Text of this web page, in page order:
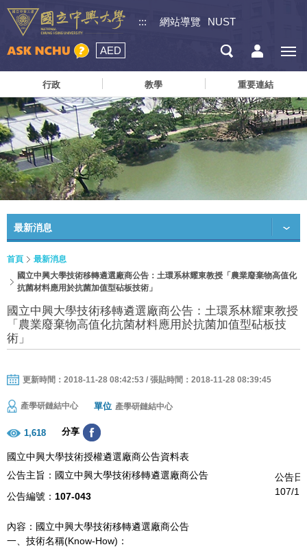
::: 網站導覽 NUST
AED
行政 教學 重要連結
最新消息
首頁
最新消息
國立中興大學技術移轉遴選廠商公告：土環系林耀東教授「農業廢棄物高值化
抗菌材料應用於抗菌加值型砧板技術」
國立中興大學技術移轉遴選廠商公告：土環系林耀東教授
「農業廢棄物高值化抗菌材料應用於抗菌加值型砧板技
術」
更新時間：2018-11-28 08:42:53 / 張貼時間：2018-11-28 08:39:45
產學研鏈結中心 單位 產學研鏈結中心
1,618 分享
國立中興大學技術授權遴選廠商公告資料表
公告主旨：國立中興大學技術移轉遴選廠商公告
公告日
107/
公告編號： 107-043
內容：國立中興大學技術移轉遴選廠商公告
一、技術名稱(Know-How)：